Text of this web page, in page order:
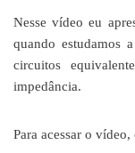
Nesse vídeo eu
quando estudamos
circuitos
impedância.
Para acessar o